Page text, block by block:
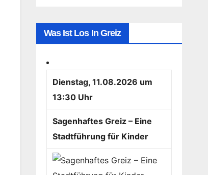
Was Ist Los In Greiz
Dienstag, 11.08.2026 um
13:30 Uhr
Sagenhaftes Greiz – Eine
Stadtführung für Kinder